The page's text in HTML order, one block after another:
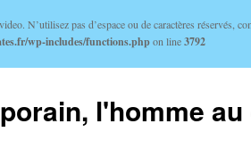
N’utilisez pas d’espace ou de caractères réservés,
wp-includes/functions.phpon line3792
l'homme